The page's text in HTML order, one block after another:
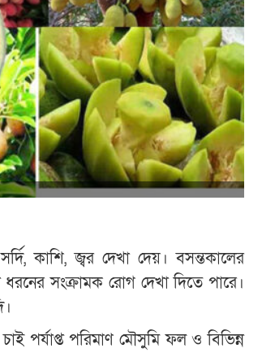
কাশি, জ্বর দেখা দেয়। বসন্তকালের
সংক্রামক রোগ দেখা দিতে পারে।
পর্যাপ্ত পরিমাণ মৌসুমি ফল ও বিভিন্ন